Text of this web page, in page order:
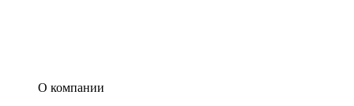
О компании